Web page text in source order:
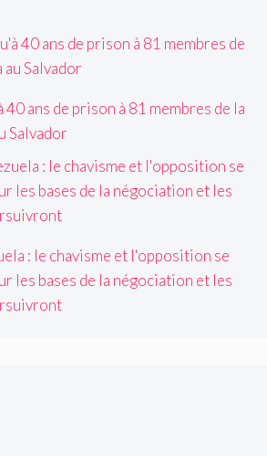
ans de prison à 81 membres de la
Salvador
: le chavisme et l'opposition se
les bases de la négociation et les